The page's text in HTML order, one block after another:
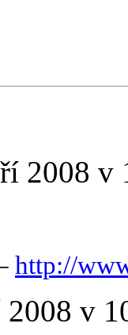
2008 v
http://
2008 v